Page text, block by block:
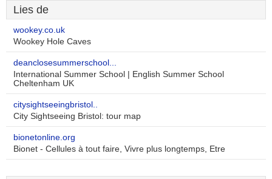
Lies de
wookey.co.uk
Wookey Hole Caves
deanclosesummerschool...
International Summer School | English Summer School
Cheltenham UK
citysightseeingbristol..
City Sightseeing Bristol: tour map
bionetonline.org
Bionet - Cellules à tout faire, Vivre plus longtemps, Etre